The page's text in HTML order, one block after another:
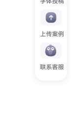
上传案例
联系客服